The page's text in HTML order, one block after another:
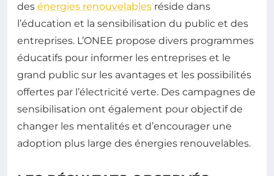
des énergies renouvelables réside dans
l’éducation et la sensibilisation du public et des
entreprises. L’ONEE propose divers programmes
éducatifs pour informer les entreprises et le
grand public sur les avantages et les possibilités
offertes par l’électricité verte. Des campagnes de
sensibilisation ont également pour objectif de
changer les mentalités et d’encourager une
adoption plus large des énergies renouvelables.